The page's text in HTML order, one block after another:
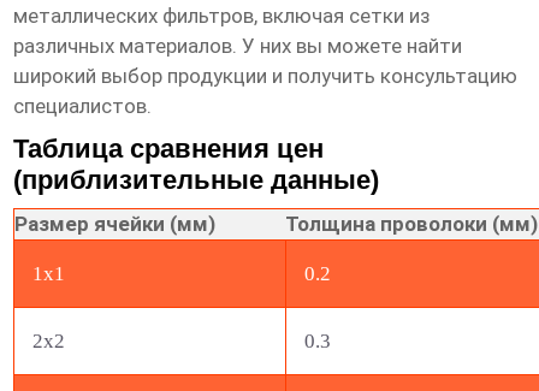
металлических фильтров, включая сетки из
различных материалов. У них вы можете найти
широкий выбор продукции и получить консультацию
специалистов.
Таблица сравнения цен
(приблизительные данные)
Размер ячейки (мм) Толщина проволоки (мм)
1х1 0.2
2х2 0.3